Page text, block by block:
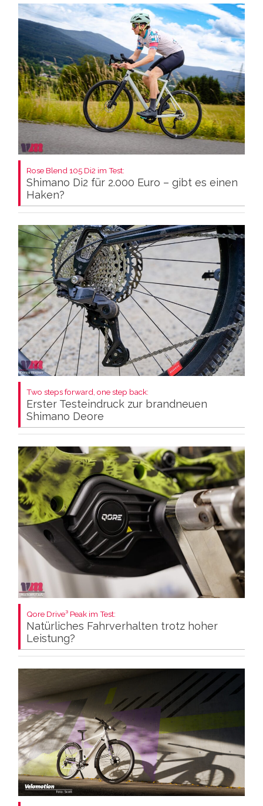
Rose Blend 105 Di2 im Test:
Shimano Di2 für 2.000 Euro – gibt es einen
Haken?
Two steps forward, one step back:
Erster Testeindruck zur brandneuen
Shimano Deore
Qore Drive³ Peak im Test:
Natürliches Fahrverhalten trotz hoher
Leistung?